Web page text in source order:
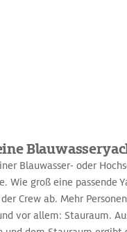
Blauwasser- oder
Wie groß eine passende
Crew ab. Mehr
vor allem: Stauraum.